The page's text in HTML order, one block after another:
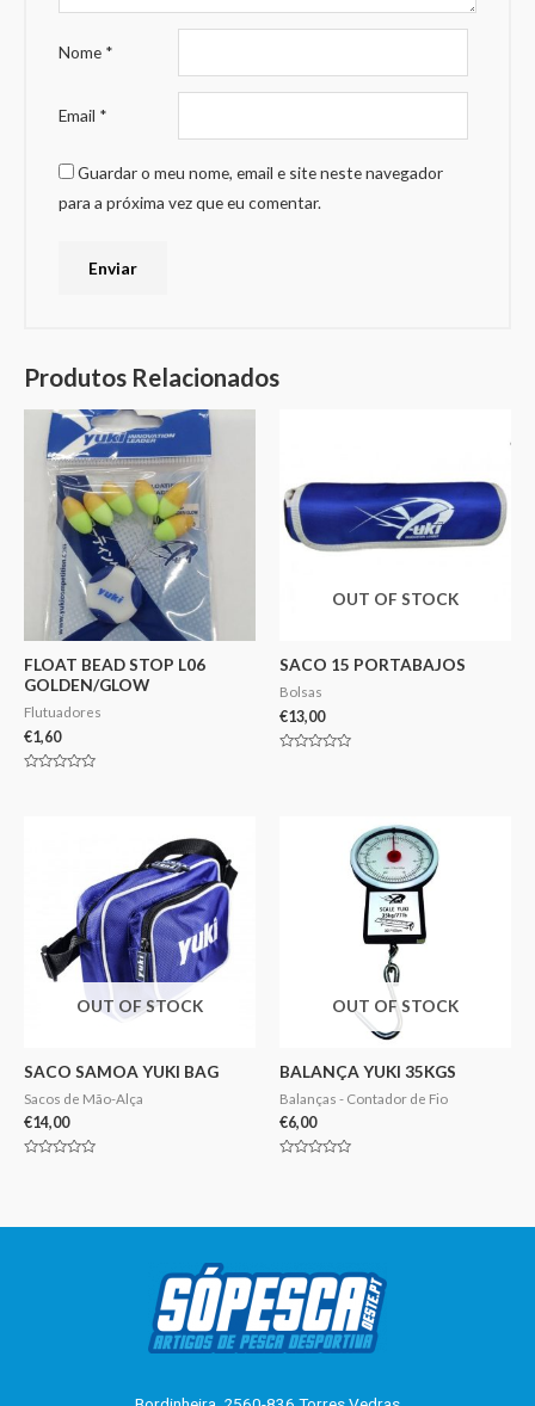
Nome *
Email *
Guardar o meu nome, email e site neste navegador
para a próxima vez que eu comentar.
Produtos Relacionados
FLOAT BEAD STOP L06
GOLDEN/GLOW
Flutuadores
€1,60
OUT OF STOCK
SACO 15 PORTABAJOS
Bolsas
€13,00
OUT OF STOCK
SACO SAMOA YUKI BAG
Sacos de Mão-Alça
€14,00
OUT OF STOCK
BALANÇA YUKI 35KGS
Balanças - Contador de Fio
€6,00